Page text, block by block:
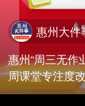
惠州大件
惠州“周三无作
周课堂专注度